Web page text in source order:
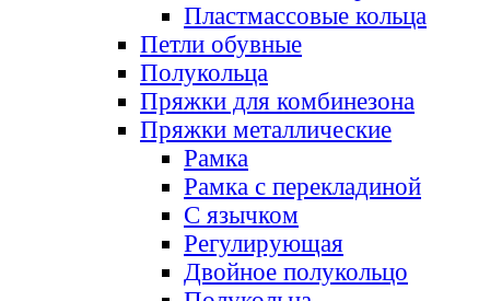
Пластмассовые кольца
Петли обувные
Полукольца
Пряжки для комбинезона
Пряжки металлические
Рамка
Рамка с перекладиной
С язычком
Регулирующая
Двойное полукольцо